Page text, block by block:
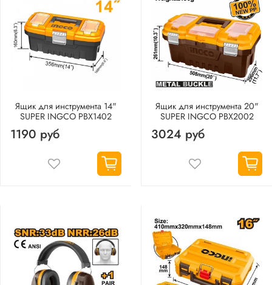
Ящик для инструмента 14"
SUPER INGCO PBX1402
1190 руб
Ящик для инструмента 20"
SUPER INGCO PBX2002
3024 руб